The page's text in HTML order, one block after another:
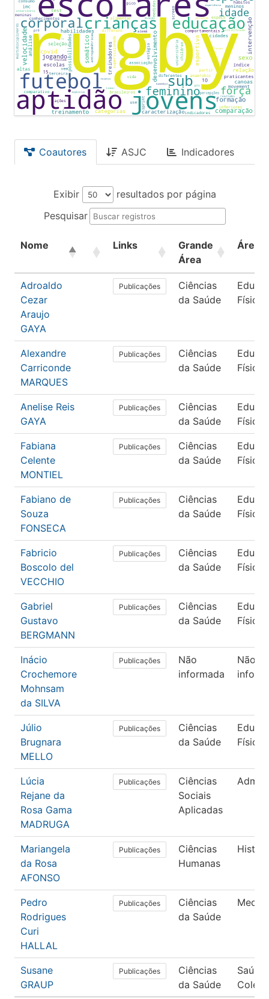
Coautores ASJC Indicadores
Exibir
resultados por página
Pesquisar
Nome Links
Grande
Área
Área
Adroaldo
Cezar
Araujo
GAYA
Publicações
Ciências
da Saúde
Física
Alexandre
Carriconde
MARQUES
Publicações
Ciências
da Saúde
Física
Anelise Reis
GAYA
Publicações
Ciências
da Saúde
Física
Fabiana
Celente
MONTIEL
Publicações
Ciências
da Saúde
Física
Fabiano de
Souza
FONSECA
Publicações
Ciências
da Saúde
Física
Fabricio
Boscolo del
VECCHIO
Publicações
Ciências
da Saúde
Física
Gabriel
Gustavo
BERGMANN
Publicações
Ciências
da Saúde
Física
Inácio
Crochemore
Mohnsam
da SILVA
Publicações
Não
informada
Não
Júlio
Brugnara
MELLO
Publicações
Ciências
da Saúde
Física
Lúcia
Rejane da
Rosa Gama
MADRUGA
Publicações
Ciências
Sociais
Aplicadas
Mariangela
da Rosa
AFONSO
Publicações
Ciências
Humanas
Pedro
Rodrigues
Curi
HALLAL
Publicações
Ciências
da Saúde
Susane
GRAUP
Publicações
Ciências
da Saúde
Saúde